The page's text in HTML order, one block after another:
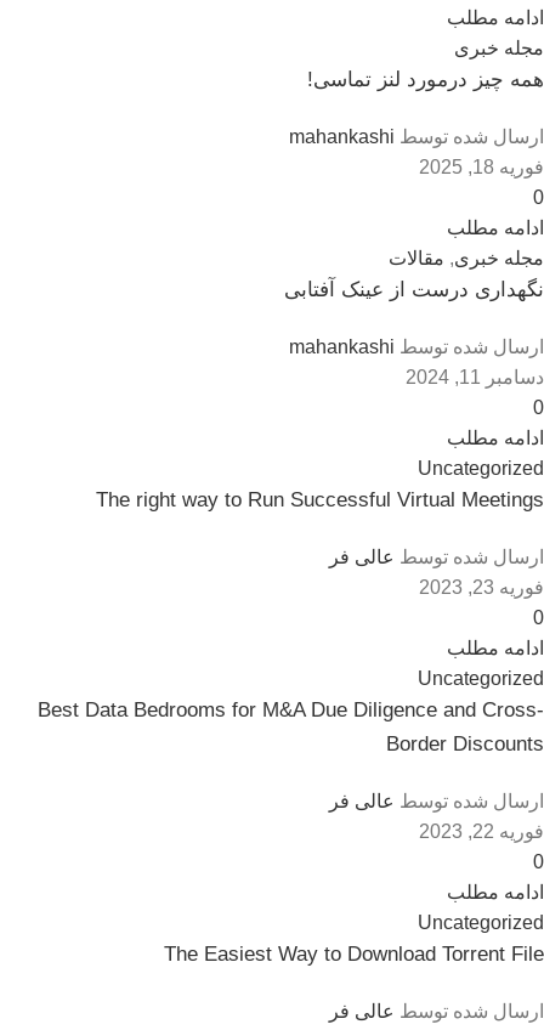
ادامه مطلب
مجله خبری
همه چیز درمورد لنز تماسی!
ارسال شده توسط mahankashi
فوریه 18, 2025
0
ادامه مطلب
مجله خبری, مقالات
نگهداری درست از عینک آفتابی
ارسال شده توسط mahankashi
دسامبر 11, 2024
0
ادامه مطلب
Uncategorized
The right way to Run Successful Virtual Meetings
ارسال شده توسط عالی فر
فوریه 23, 2023
0
ادامه مطلب
Uncategorized
Best Data Bedrooms for M&A Due Diligence and Cross-
Border Discounts
ارسال شده توسط عالی فر
فوریه 22, 2023
0
ادامه مطلب
Uncategorized
The Easiest Way to Download Torrent File
ارسال شده توسط عالی فر